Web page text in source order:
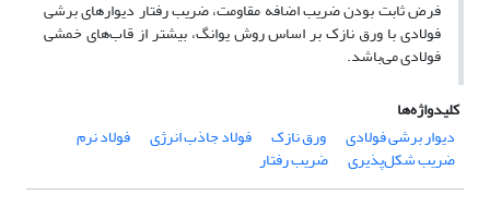
فرض ثابت بودن ضریب اضافه مقاومت، ضریب رفتار دیوارهای برشی
فولادی با ورق نازک بر اساس روش یوانگ، بیشتر از قاب‌های خمشی
فولادی می‌باشد.
کلیدواژه‌ها
دیوار برشی فولادی
ورق نازک فولاد جاذب انرژی فولاد نرم
ضریب شکل‌پذیری ضریب رفتار